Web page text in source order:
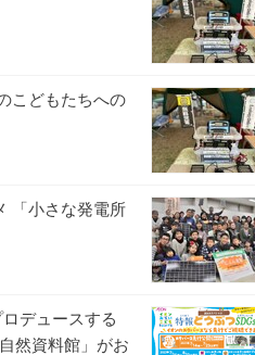
こどもたちへの
「小さな発電所
デュースする
然資料館」がお